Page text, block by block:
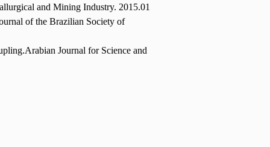
and Mining Industry. 2015.01
of the Brazilian Society of
Journal for Science and